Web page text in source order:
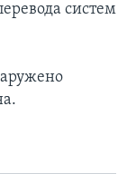
систем